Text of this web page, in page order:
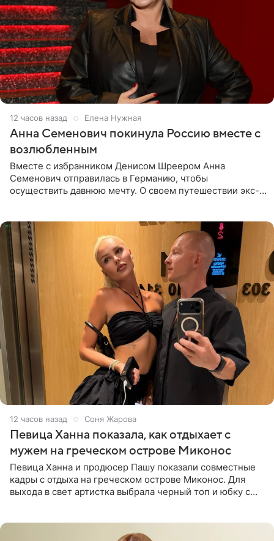
12 часов назад Елена Нужная
Анна Семенович покинула Россию вместе с
возлюбленным
Вместе с избранником Денисом Шреером Анна
Семенович отправилась в Германию, чтобы
осуществить давнюю мечту. О своем путешествии экс-
12 часов назад Соня Жарова
Певица Ханна показала, как отдыхает с
мужем на греческом острове Миконос
Певица Ханна и продюсер Пашу показали совместные
кадры с отдыха на греческом острове Миконос. Для
выхода в свет артистка выбрала черный топ и юбку с